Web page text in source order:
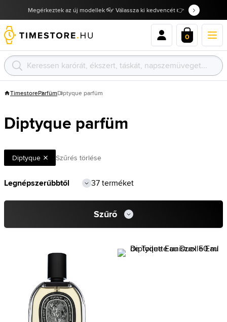
Megérkeztek az új modellek 👓 Válassza ki kedvencét 👉
0
TimestoreParfümDiptyque parfüm
Diptyque parfüm
Diptyque Szűrés törlése
37 terméket
Szűrő